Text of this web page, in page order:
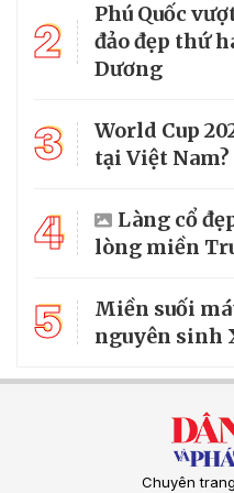
2
Phú Quốc
đảo đẹp thứ
Dương
3
World Cup
tại Việt Nam?
4
Làng cổ
lòng miền
5
Miền suối
nguyên sinh
Chuyên